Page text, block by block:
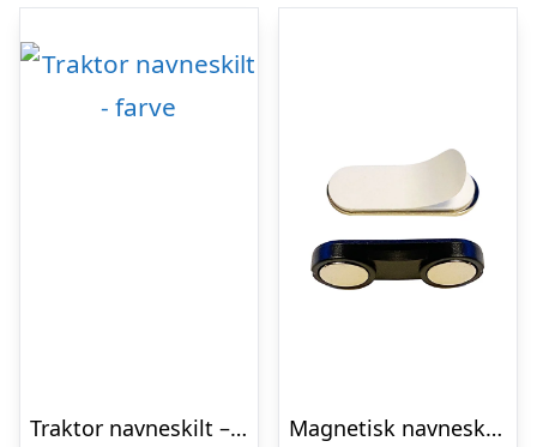
Traktor navneskilt – farve Magnetisk navneskilt m/plast 3,3 cm.